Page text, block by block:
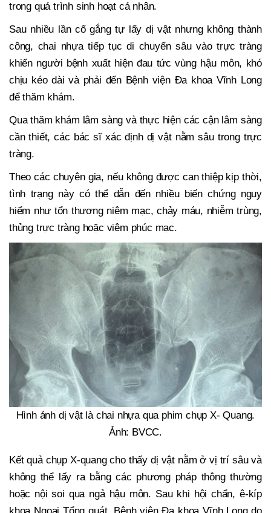
trong quá trình sinh hoạt cá nhân.
Sau nhiều lần cố gắng tự lấy dị vật nhưng không thành
công, chai nhựa tiếp tục di chuyển sâu vào trực tràng
khiến người bệnh xuất hiện đau tức vùng hậu môn, khó
chịu kéo dài và phải đến Bệnh viện Đa khoa Vĩnh Long
để thăm khám.
Qua thăm khám lâm sàng và thực hiện các cận lâm sàng
cần thiết, các bác sĩ xác định dị vật nằm sâu trong trực
tràng.
Theo các chuyên gia, nếu không được can thiệp kịp thời,
tình trạng này có thể dẫn đến nhiều biến chứng nguy
hiểm như tổn thương niêm mạc, chảy máu, nhiễm trùng,
thủng trực tràng hoặc viêm phúc mạc.
Hình ảnh dị vật là chai nhựa qua phim chụp X- Quang.
Ảnh: BVCC.
Kết quả chụp X-quang cho thấy dị vật nằm ở vị trí sâu và
không thể lấy ra bằng các phương pháp thông thường
hoặc nội soi qua ngả hậu môn. Sau khi hội chẩn, ê-kíp